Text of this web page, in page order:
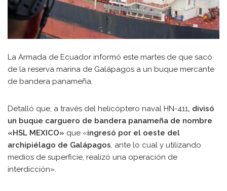
La Armada de Ecuador informó este martes de que sacó
de la reserva marina de Galápagos a un buque mercante
de bandera panameña.
Detalló que, a través del helicóptero naval HN-411, divisó
un buque carguero de bandera panameña de nombre
«HSL MEXICO» que «ingresó por el oeste del
archipiélago de Galápagos , ante lo cual y utilizando
medios de superficie, realizó una operación de
interdicción».